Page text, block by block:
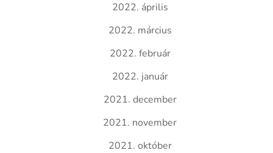
2022. április
2022. március
2022. február
2022. január
2021. december
2021. november
2021. október